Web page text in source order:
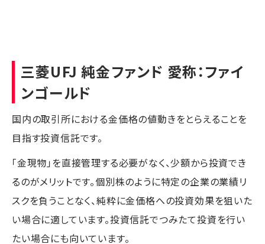
三菱UFJ 純金ファンド 愛称：ファイ
ンゴールド
国内の取引所における金価格の値動きをとらえることを
目指す投資信託です。
「金現物」を直接管理する必要がなく、少額から投資でき
るのがメリットです。個別株のように特定の企業の業績リ
スクを負うことなく、純粋に金価格への投資効果を狙いた
い場合に適しています。投資信託でつみたて投資を行い
たい場合にも向いています。